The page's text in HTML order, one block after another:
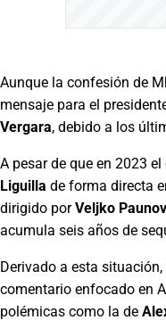
Aunque la confesión de
mensaje para el
Vergara, debido a los
A pesar de que en 2023
Liguilla de forma directa
dirigido porVeljko
acumula seis años de
Derivado a esta
comentario enfocado en
polémicas como la de